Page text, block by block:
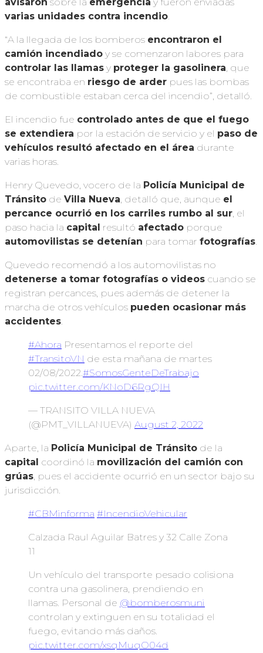
varias unidades contra incendio.
“A la llegada de los bomberos encontraron el
camión incendiado y se comenzaron labores para
controlar las llamas y proteger la gasolinera, que
se encontraba en riesgo de arder pues las bombas
de combustible estaban cerca del incendio”, detalló.
El incendio fue controlado antes de que el fuego
se extendiera por la estación de servicio y el paso de
vehículos resultó afectado en el área durante
varias horas.
Henry Quevedo, vocero de la Policía Municipal de
Tránsito de Villa Nueva, detalló que, aunque el
percance ocurrió en los carriles rumbo al sur, el
paso hacia la capital resultó afectado porque
automovilistas se detenían para tomar fotografías.
Quevedo recomendó a los automovilistas no
detenerse a tomar fotografías o videos cuando se
registran percances, pues además de detener la
marcha de otros vehículos pueden ocasionar más
accidentes.
#Ahora Presentamos el reporte del
#TransitoVN de esta mañana de martes
02/08/2022.#SomosGenteDeTrabajo
pic.twitter.com/KNoD6RgQIH
— TRANSITO VILLA NUEVA
(@PMT_VILLANUEVA) August 2, 2022
Aparte, la Policía Municipal de Tránsito de la
capital coordinó la movilización del camión con
grúas, pues el accidente ocurrió en un sector bajo su
jurisdicción.
#CBMinforma #IncendioVehicular
Calzada Raul Aguilar Batres y 32 Calle Zona
11
Un vehículo del transporte pesado colisiona
contra una gasolinera, prendiendo en
llamas. Personal de @bomberosmuni
controlan y extinguen en su totalidad el
fuego, evitando más daños.
pic.twitter.com/xsqMuqO04d